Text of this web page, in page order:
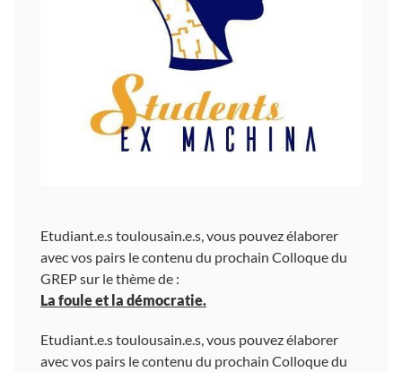
Etudiant.e.s toulousain.e.s, vous pouvez élaborer
avec vos pairs le contenu du prochain Colloque du
GREP sur le thème de :
La foule et la démocratie.
Etudiant.e.s toulousain.e.s, vous pouvez élaborer
avec vos pairs le contenu du prochain Colloque du